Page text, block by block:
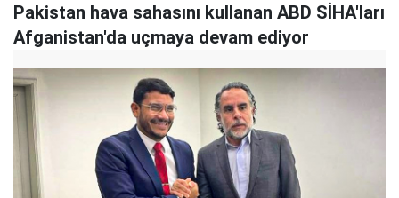
Pakistan hava sahasını kullanan ABD SİHA'ları
Afganistan'da uçmaya devam ediyor